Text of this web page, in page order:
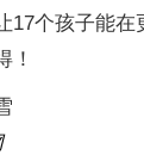
17个孩子能在
！